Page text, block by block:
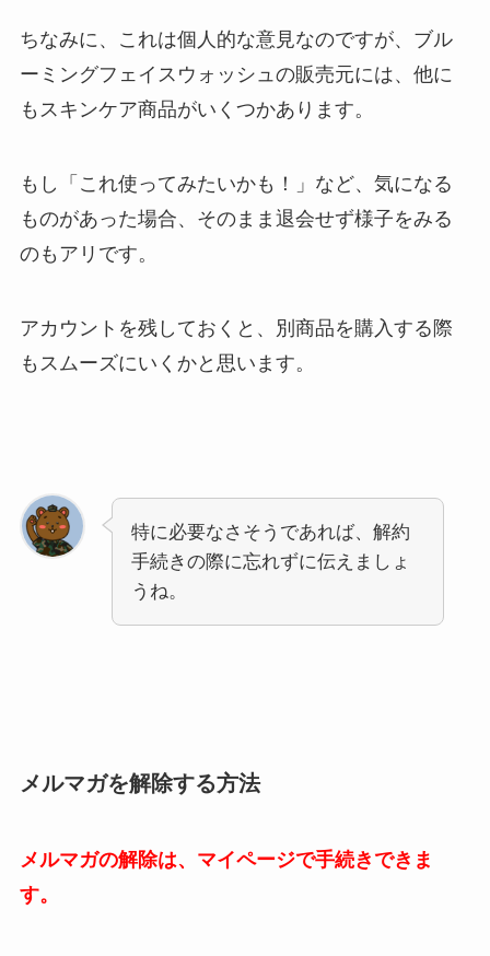
ちなみに、これは個人的な意見なのですが、ブル
ーミングフェイスウォッシュの販売元には、他に
もスキンケア商品がいくつかあります。
もし「これ使ってみたいかも！」など、気になる
ものがあった場合、そのまま退会せず様子をみる
のもアリです。
アカウントを残しておくと、別商品を購入する際
もスムーズにいくかと思います。
特に必要なさそうであれば、解約
手続きの際に忘れずに伝えましょ
うね。
メルマガを解除する方法
メルマガの解除は、マイページで手続きできま
す。